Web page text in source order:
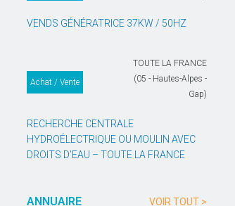
VENDS GÉNÉRATRICE 37KW / 50HZ
Achat / Vente
TOUTE LA FRANCE
(05 - Hautes-Alpes -
Gap)
RECHERCHE CENTRALE
HYDROÉLECTRIQUE OU MOULIN AVEC
DROITS D’EAU – TOUTE LA FRANCE
ANNUAIRE VOIR TOUT >